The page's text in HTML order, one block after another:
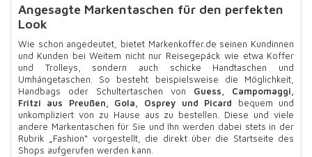
Angesagte Markentaschen für den perfekten
Look
Wie schon angedeutet, bietet Markenkoffer.de seinen Kundinnen
und Kunden bei Weitem nicht nur Reisegepäck wie etwa Koffer
und Trolleys, sondern auch schicke Handtaschen und
Umhängetaschen. So besteht beispielsweise die Möglichkeit,
Handbags oder Schultertaschen von Guess, Campomaggi,
Fritzi aus Preußen, Gola, Osprey und Picard bequem und
unkompliziert von zu Hause aus zu bestellen. Diese und viele
andere Markentaschen für Sie und Ihn werden dabei stets in der
Rubrik „Fashion“ vorgestellt, die direkt über die Startseite des
Shops aufgerufen werden kann.